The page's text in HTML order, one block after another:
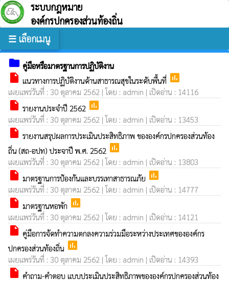
ระบบกฎหมาย
องค์กรปกครองส่วนท้องถิ่น
☰ เลือกเมนู
folder คู่มือหรือมาตรฐานการปฏิบัติงาน
insert_drive_file แนวทางการปฏิบัติงานด้านสาธารณสุขในระดับพื้นที่ poll
เผยแพร่วันที่ : 30 ตุลาคม 2562 | โดย : admin | เปิดอ่าน : 14116
insert_drive_file รายงานประจำปี 2562 poll
เผยแพร่วันที่ : 30 ตุลาคม 2562 | โดย : admin | เปิดอ่าน : 13453
insert_drive_file รายงานสรุปผลการประเมินประสิทธิภาพ ขององค์กรปกครองส่วนท้อง
ถิ่น (สถ-อปท) ประจาปี พ.ศ. 2562 poll
เผยแพร่วันที่ : 30 ตุลาคม 2562 | โดย : admin | เปิดอ่าน : 13803
insert_drive_file มาตรฐานการป้องกันและบรรเทาสาธารณภัย poll
เผยแพร่วันที่ : 30 ตุลาคม 2562 | โดย : admin | เปิดอ่าน : 14777
insert_drive_file มาตรฐานหอพัก poll
เผยแพร่วันที่ : 30 ตุลาคม 2562 | โดย : admin | เปิดอ่าน : 14121
insert_drive_file คู่มือการจัดทำความตกลงความร่วมมือระหว่างประเทศขององค์กร
ปกครองส่วนท้องถิ่น poll
เผยแพร่วันที่ : 30 ตุลาคม 2562 | โดย : admin | เปิดอ่าน : 14393
insert_drive_file คำถาม-คำตอบ แบบประเมินประสิทธิภาพขององค์กรปกครองส่วนท้อง